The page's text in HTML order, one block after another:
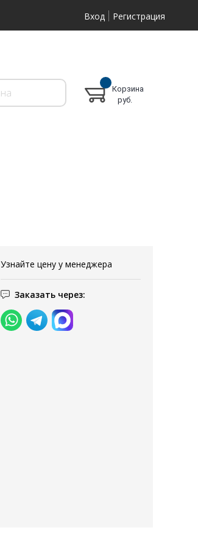
Вход Регистрация
Корзина
руб.
Узнайте цену у менеджера
Заказать через: